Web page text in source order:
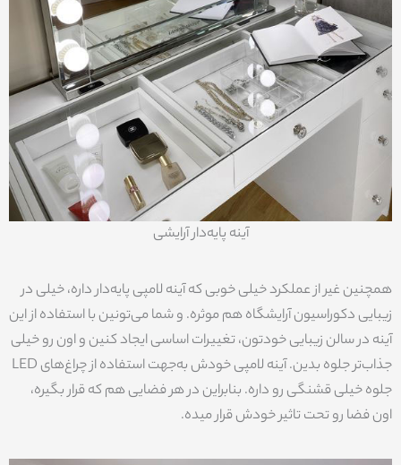
آینه پایه‌دار آرایشی
همچنین غیر از عملکرد خیلی خوبی که آینه لامپی پایه‌دار داره، خیلی در
زیبایی دکوراسیون آرایشگاه هم موثره. و شما می‌تونین با استفاده از این
آینه در سالن زیبایی خودتون، تغییرات اساسی ایجاد کنین و اون رو خیلی
جذاب‌تر جلوه بدین. آینه لامپی خودش به‌جهت استفاده از چراغ‌های LED
جلوه خیلی قشنگی رو داره. بنابراین در هر فضایی هم که قرار بگیره،
اون فضا رو تحت تاثیر خودش قرار میده.